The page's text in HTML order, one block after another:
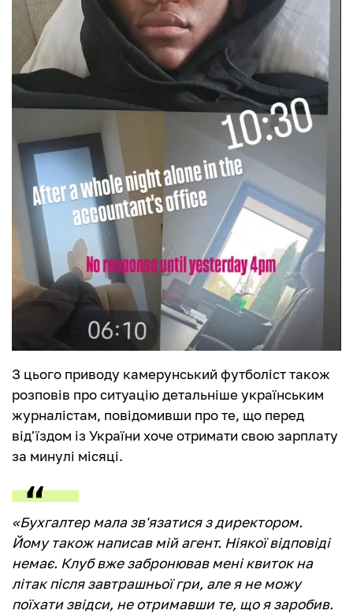
З цього приводу камерунський футболіст також
розповів про ситуацію детальніше українським
журналістам, повідомивши про те, що перед
від'їздом із України хоче отримати свою зарплату
за минулі місяці.
«Бухгалтер мала зв'язатися з директором.
Йому також написав мій агент. Ніякої відповіді
немає. Клуб вже забронював мені квиток на
літак після завтрашньої гри, але я не можу
поїхати звідси, не отримавши те, що я заробив.